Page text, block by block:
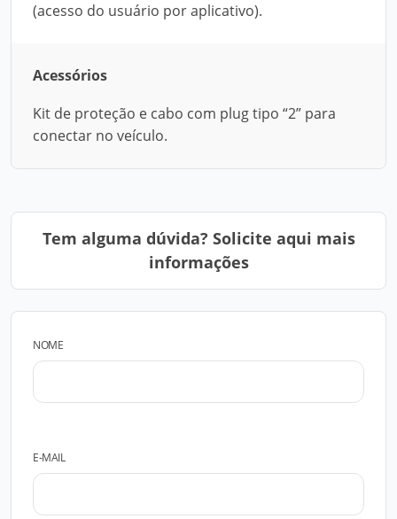
(acesso do usuário por aplicativo).
Acessórios
Kit de proteção e cabo com plug tipo “2” para
conectar no veículo.
Tem alguma dúvida? Solicite aqui mais
informações
NOME
E-MAIL